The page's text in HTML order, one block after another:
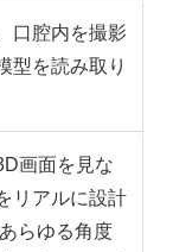
口腔内を撮影
型を読み取り
画面を見な
リアルに設計
らゆる角度